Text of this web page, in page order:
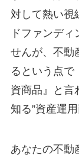
対して熱い視
ドファンデ
せんが、不動
るという点で
資商品』と言
知る”資産運
あなたの不動